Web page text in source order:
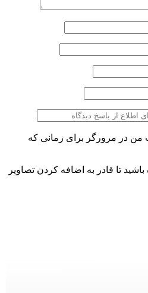
من در مرورگر برای زمانی که
تا قادر به اضافه کردن تصاویر